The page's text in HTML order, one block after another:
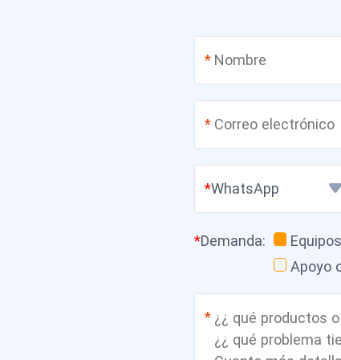
*
*
WhatsApp
*Demanda: Equipos
Apoyo
*